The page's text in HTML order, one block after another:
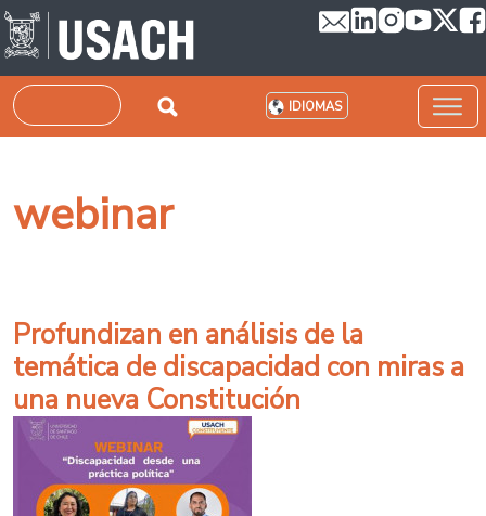
Pasar al contenido principal
Buscar IDIOMAS
webinar
Profundizan en análisis de la
temática de discapacidad con miras a
una nueva Constitución